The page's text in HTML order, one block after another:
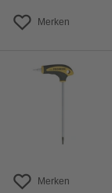
Merken
Merken